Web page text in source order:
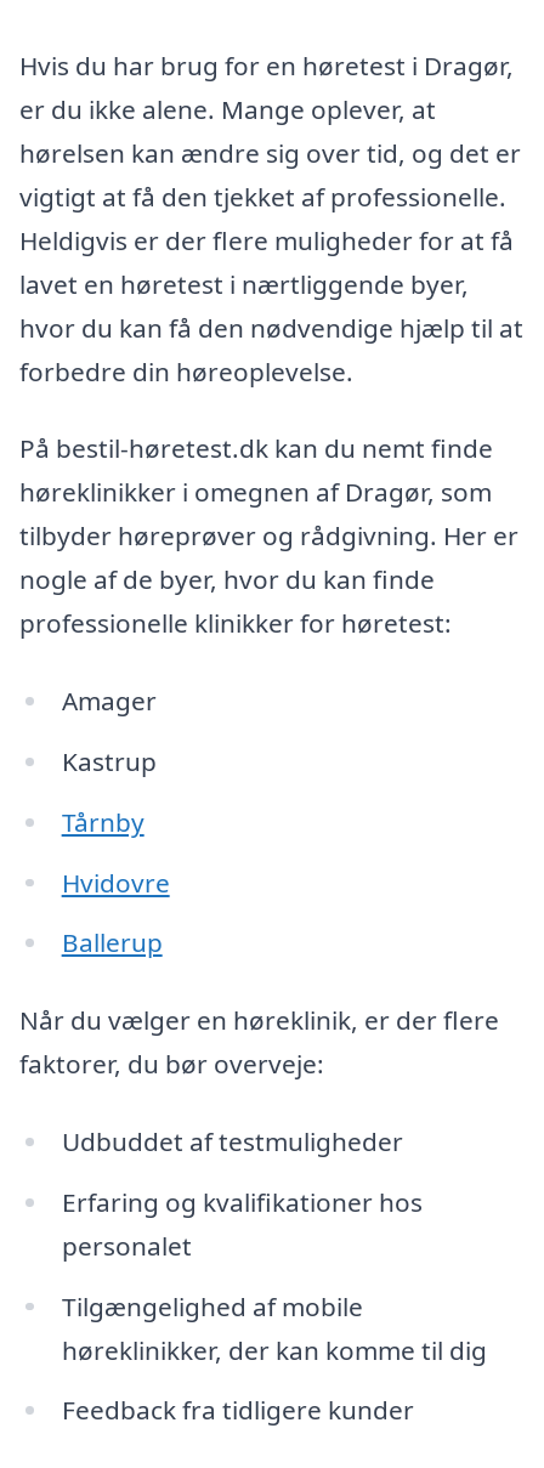
Hvis du har brug for en høretest i Dragør,
er du ikke alene. Mange oplever, at
hørelsen kan ændre sig over tid, og det er
vigtigt at få den tjekket af professionelle.
Heldigvis er der flere muligheder for at få
lavet en høretest i nærtliggende byer,
hvor du kan få den nødvendige hjælp til at
forbedre din høreoplevelse.
På bestil-høretest.dk kan du nemt finde
høreklinikker i omegnen af Dragør, som
tilbyder høreprøver og rådgivning. Her er
nogle af de byer, hvor du kan finde
professionelle klinikker for høretest:
Amager
Kastrup
Tårnby
Hvidovre
Ballerup
Når du vælger en høreklinik, er der flere
faktorer, du bør overveje:
Udbuddet af testmuligheder
Erfaring og kvalifikationer hos
personalet
Tilgængelighed af mobile
høreklinikker, der kan komme til dig
Feedback fra tidligere kunder